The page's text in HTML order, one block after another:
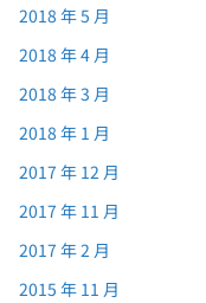
2018 年 5 月
2018 年 4 月
2018 年 3 月
2018 年 1 月
2017 年 12 月
2017 年 11 月
2017 年 2 月
2015 年 11 月